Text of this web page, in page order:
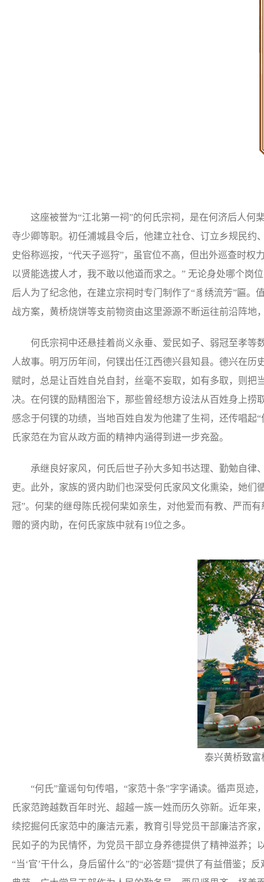
这座被誉为“江北第一祠”的何氏宗祠，是在何济后人何
寺少卿等职。初任浦城县令后，他建立社仓、订立乡规民约
史俗称巡按，“代天子巡狩”，虽官位不高，但出外巡查时
以贤能选拔人才，我不敢以他道而求之。” 无论身处哪个岗
后人为了纪念他，在建立宗祠时专门制作了“豸绣流芳”匾
战方案，黄桥烧饼等支前物资由这里源源不断运往前沿阵地
何氏宗祠中还悬挂着尚义永垂、爱民如子、弱冠至孝等
人故事。明万历年间，何镤出任江西德兴县知县。德兴在
赋时，总是让百姓自兑自封，丝毫不妄取，如有多取，则
决。在何镤的励精图治下，那些曾经想方设法从百姓身上
感念于何镤的功绩，当地百姓自发为他建了生祠，还传唱起
氏家范在为官从政方面的精神内涵得到进一步充盈。
承继良好家风，何氏后世子孙大多知书达理、勤勉自律
吏。此外，家族的贤内助们也深受何氏家风文化熏染，她
冠”。何棐的继母陈氏视何棐如亲生，对他爱而有教、严而
赠的贤内助，在何氏家族中就有19位之多。
泰兴黄桥致富
“何氏”童谣句句传唱，“家范十条”字字诵读。循声觅迹
氏家范跨越数百年时光、超越一族一姓而历久弥新。近年
续挖掘何氏家范中的廉洁元素，教育引导党员干部廉洁齐
民如子的为民情怀，为党员干部立身养德提供了精神滋养；
“当‘官’干什么，身后留什么”的“必答题”提供了有益借鉴；